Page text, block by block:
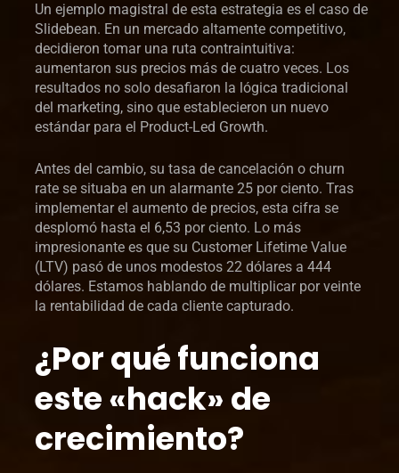
Un ejemplo magistral de esta estrategia es el caso de
Slidebean. En un mercado altamente competitivo,
decidieron tomar una ruta contraintuitiva:
aumentaron sus precios más de cuatro veces. Los
resultados no solo desafiaron la lógica tradicional
del marketing, sino que establecieron un nuevo
estándar para el Product-Led Growth.
Antes del cambio, su tasa de cancelación o churn
rate se situaba en un alarmante 25 por ciento. Tras
implementar el aumento de precios, esta cifra se
desplomó hasta el 6,53 por ciento. Lo más
impresionante es que su Customer Lifetime Value
(LTV) pasó de unos modestos 22 dólares a 444
dólares. Estamos hablando de multiplicar por veinte
la rentabilidad de cada cliente capturado.
¿Por qué funciona
este «hack» de
crecimiento?